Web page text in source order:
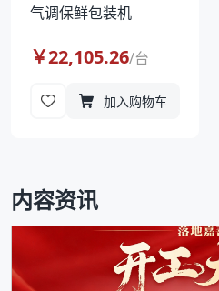
气调保鲜包装机
￥22,105.26/台
加入购物车
内容资讯